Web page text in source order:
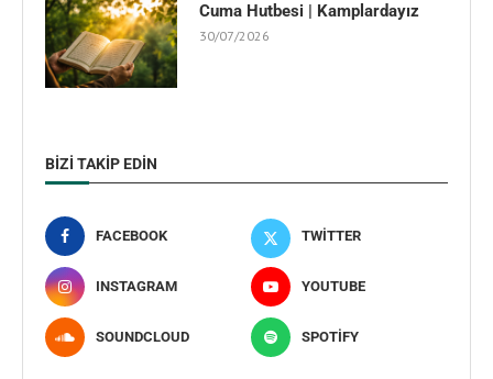
Cuma Hutbesi | Kamplardayız
30/07/2026
BIZI TAKIP EDIN
FACEBOOK TWITTER
INSTAGRAM YOUTUBE
SOUNDCLOUD SPOTIFY